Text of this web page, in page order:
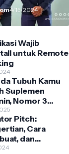
4/15/2024
Wajib
untuk Remote
Tubuh Kamu
Suplemen
Nomor 3
Diabaikan!
Pitch:
Cara
dan